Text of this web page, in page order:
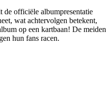
de officiële albumpresentatie
wat achtervolgen betekent,
op een kartbaan! De meiden
hun fans racen.